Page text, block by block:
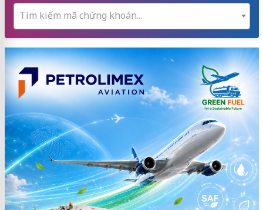
Tìm kiếm mã chứng khoán...